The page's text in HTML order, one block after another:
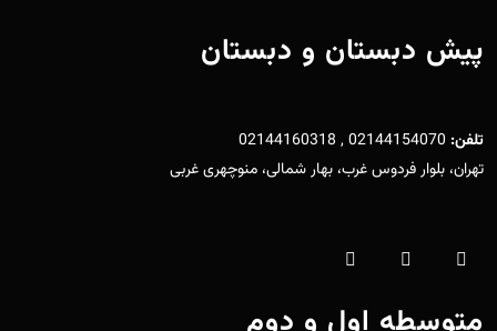
پیش دبستان و دبستان
تلفن: 02144154070 , 02144160318
تهران، بلوار فردوس غرب، بهار شمالی، منوچهری غربی